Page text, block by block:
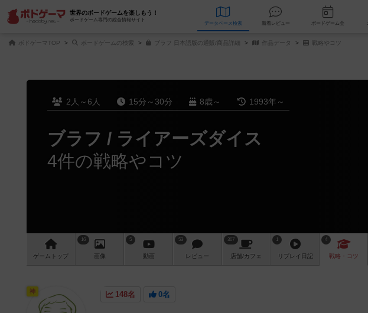
世界のボードゲームを楽しもう！
ボードゲーム専門の総合情報サイト
データベース 検索 新着レビュー ボード
ボドゲーマTOP ボードゲームの検索 ブラフ 日本語版の通販/商品詳細 作品データ 戦略やコツ
2人～6人 15分～30分 8歳～ 1993年～
ブラフ / ライアーズダイス
4件の戦略やコツ
ゲーム トップ
16
画像
5
動画
53
レビュー
307
店舗/カフェ
1
リプレイ 日記
4
戦略 ・コツ
148名 0名
神